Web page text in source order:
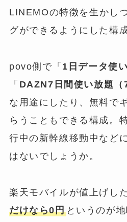
LINEMOの特徴を生かし
グができるようにした構成
povo側で「 1日データ使
「 DAZN7日間使い放題（
な用途にしたり、無料で
らうこともできる構成。
行中の新幹線移動中など
はないでしょうか。
楽天モバイルが値上げし
だけなら0円というのが地